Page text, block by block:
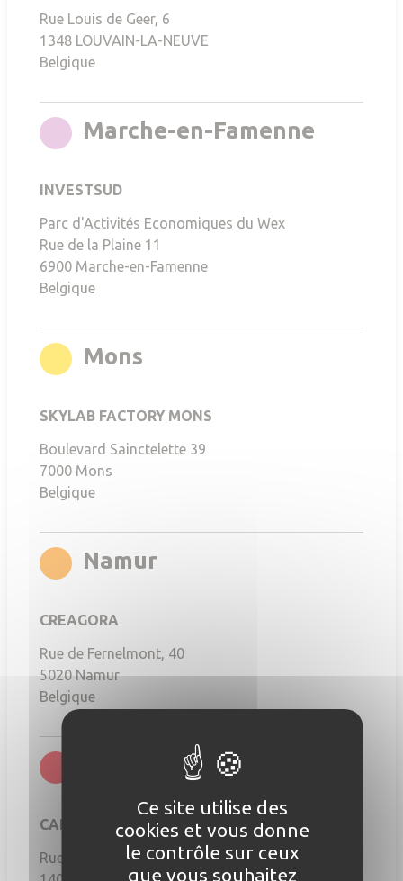
Rue Louis de Geer, 6
1348 LOUVAIN-LA-NEUVE
Belgique
Marche-en-Famenne
INVESTSUD
Parc d'Activités Economiques du Wex
Rue de la Plaine 11
6900 Marche-en-Famenne
Belgique
Mons
SKYLAB FACTORY MONS
Boulevard Sainctelette 39
7000 Mons
Belgique
Namurrgb(255,141,0)
CREAGORA
Rue de Fernelmont, 40
5020 Namur
Belgique
rgb(251,6,21)
CAP INNOVE
Rue de l'Industrie 20
Ce site utilise des
cookies et vous donne
le contrôle sur ceux
que vous souhaitez